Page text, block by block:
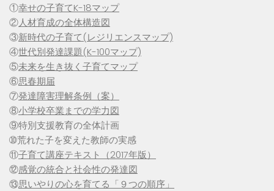
①幸せの子育てK-18マップ
②人材育成の全体構造図
③新時代の子育て(レジリエンスマップ)
④世代別発達課題(K-100マップ)
⑤未来を生き抜く子育てマップ
⑥思春期届
⑦発達障害理解条例（案）
⑧小学校卒業までの学力図
⑨特別支援教育の全体計画
➉荒れた子を変えた教師の実感
⑪子育て講座テキスト（2017年版）
⑫感覚の統合と社会性の発達図
⑬思いやりの心を育てる「９つの順序」